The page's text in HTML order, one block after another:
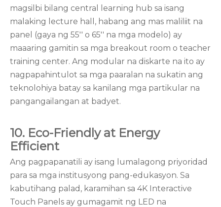
magsilbi bilang central learning hub sa isang
malaking lecture hall, habang ang mas maliliit na
panel (gaya ng 55'' o 65'' na mga modelo) ay
maaaring gamitin sa mga breakout room o teacher
training center. Ang modular na diskarte na ito ay
nagpapahintulot sa mga paaralan na sukatin ang
teknolohiya batay sa kanilang mga partikular na
pangangailangan at badyet.
10. Eco-Friendly at Energy
Efficient
Ang pagpapanatili ay isang lumalagong priyoridad
para sa mga institusyong pang-edukasyon. Sa
kabutihang palad, karamihan sa 4K Interactive
Touch Panels ay gumagamit ng LED na